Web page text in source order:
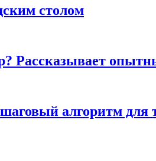
столом
Рассказывает
алгоритм для